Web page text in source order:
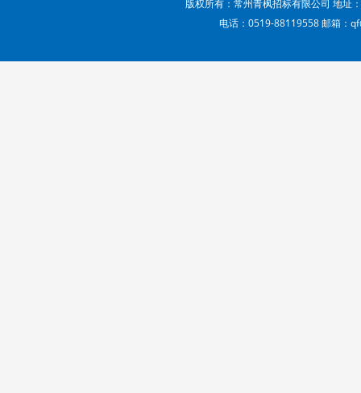
版权所有：常州青枫招标有限公司 地址
电话：0519-88119558 邮箱：